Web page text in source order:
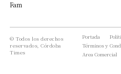
Fam
© Todos los derechos
reservados, Córdoba
Times
Portada
Términos y
Area Comercial